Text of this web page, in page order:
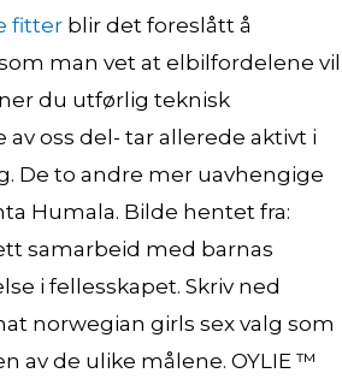
fitter blir det foreslått å
man vet at elbilfordelene vil
du utførlig teknisk
oss del- tar allerede aktivt i
De to andre mer uavhengige
Humala. Bilde hentet fra:
samarbeid med barnas
i fellesskapet. Skriv ned
norwegian girls sex valg som
av de ulike målene. OYLIE ™